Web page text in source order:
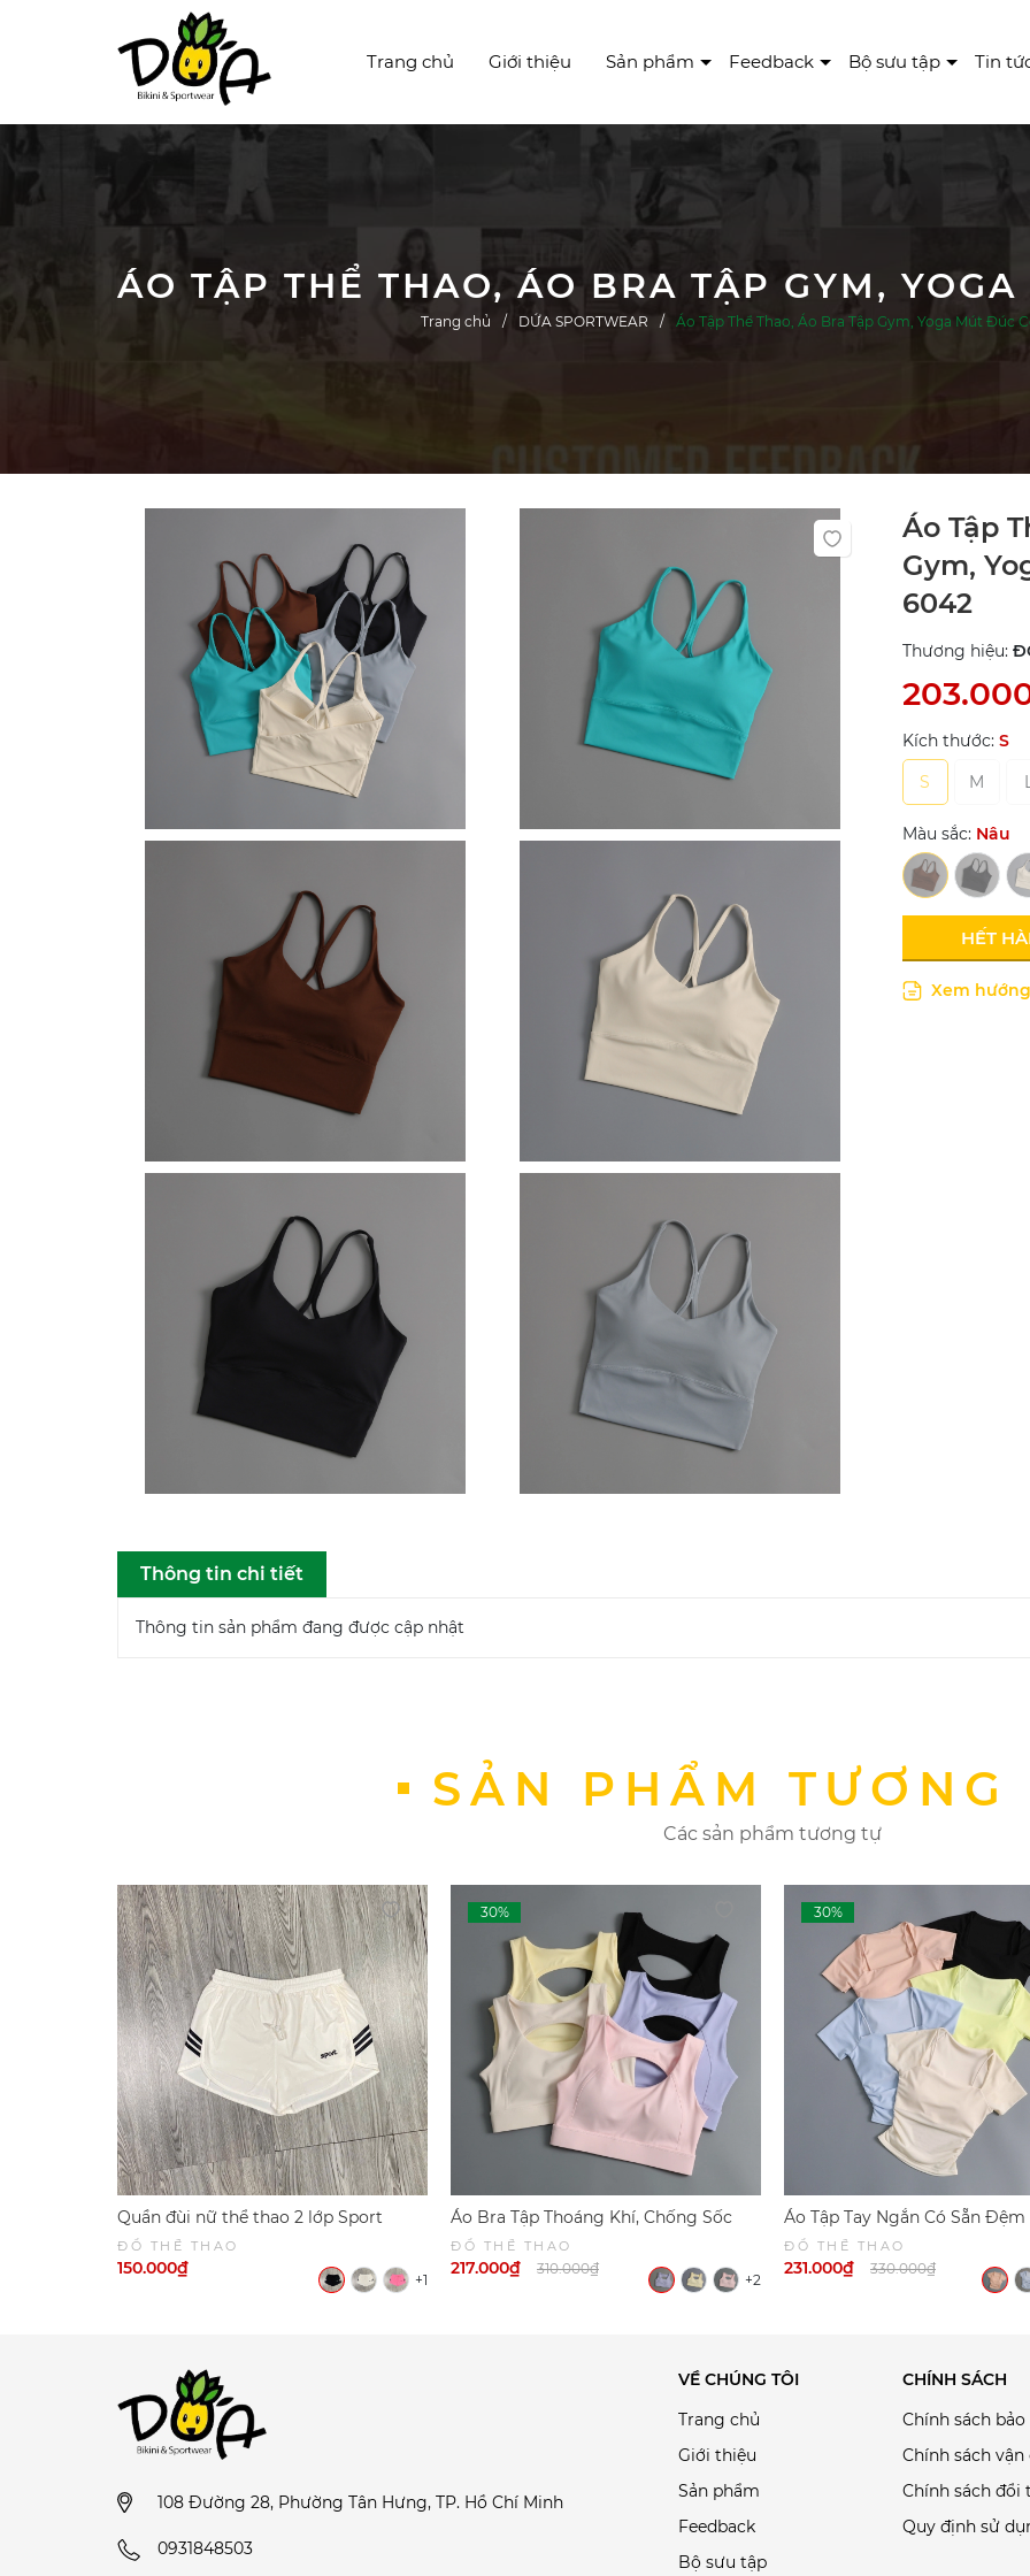
Trang chủ Giới thiệu Sản phẩm Feedback Bộ sưu tập Tin
Trang chủ DỨA SPORTWEAR Áo Tập Thể Thao, Áo Bra Tập Gym, Yoga Mút Đúc
Áo Tập
Gym,
6042
Thương hiệu:
Kích thước: S
S
M
Màu sắc: Nâu
HẾT
Xem
Thông tin chi tiết
Thông tin sản phẩm đang được cập nhật
SẢN PHẨM TƯƠNG
Các sản phẩm tương tự
Quần đùi nữ thể thao 2 lớp Sport
6049
ĐỒ THỂ THAO
150.000₫
+1
Áo Bra Tập Thoáng Khí, Chống Sốc
Khi CHạy Bộ 6047 | DỨA BIKINI &
SPORTWEAR
ĐỒ THỂ THAO
217.000₫ 310.000₫
+2
Áo Tập Tay Ngắn Có Sẵn
Đúc, Áo Tập Yoga, Gym,
DỨA BIKINI & SPORTWEAR
ĐỒ THỂ THAO
231.000₫ 330.000₫
108 Đường 28, Phường Tân Hưng, TP. Hồ Chí Minh
0931848503
VỀ CHÚNG TÔI
Trang chủ
Giới thiệu
Sản phẩm
Feedback
Bộ sưu tập
CHÍNH SÁCH
Chính sách
Chính sách vận
Chính sách đổi
Quy định sử